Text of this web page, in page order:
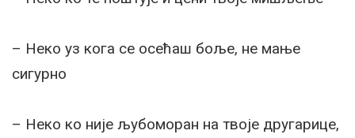
– Неко уз кога се осећаш боље, не мање
сигурно
– Неко ко није љубоморан на твоје другарице,